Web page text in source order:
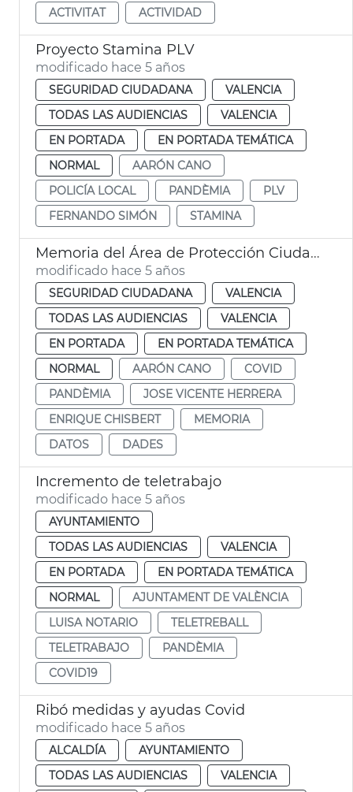
ACTIVITAT ACTIVIDAD
Proyecto Stamina PLV
modificado hace 5 años
SEGURIDAD CIUDADANA
VALENCIA
TODAS LAS AUDIENCIAS
VALENCIA
EN PORTADA
EN PORTADA TEMÁTICA
NORMAL
AARÓN CANO
POLICÍA LOCAL
PANDÈMIA
PLV
FERNANDO SIMÓN
STAMINA
Memoria del Área de Protección Ciudadana
modificado hace 5 años
SEGURIDAD CIUDADANA
VALENCIA
TODAS LAS AUDIENCIAS
VALENCIA
EN PORTADA
EN PORTADA TEMÁTICA
NORMAL
AARÓN CANO
COVID
PANDÈMIA
JOSE VICENTE HERRERA
ENRIQUE CHISBERT
MEMORIA
DATOS
DADES
Incremento de teletrabajo
modificado hace 5 años
AYUNTAMIENTO
TODAS LAS AUDIENCIAS
VALENCIA
EN PORTADA
EN PORTADA TEMÁTICA
NORMAL
AJUNTAMENT DE VALÈNCIA
LUISA NOTARIO
TELETREBALL
TELETRABAJO
PANDÈMIA
COVID19
Ribó medidas y ayudas Covid
modificado hace 5 años
ALCALDÍA
AYUNTAMIENTO
TODAS LAS AUDIENCIAS
VALENCIA